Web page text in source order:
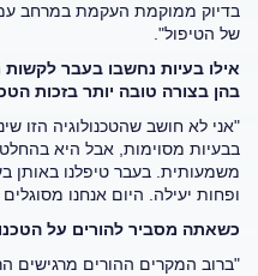
בדיוק ממוקמת העקמת במרחב
של הטיפול".
אילו בעיות נחשבו בעבר
בהן בצורה טובה יותר בזכות
"אני לא חושב שהטכנולוגיה הזו
בבעיות מסוימות, אבל היא
משמעותית. בעבר טיפלנו באותן
ופחות יעילה. היום אנחנו
כשאתה מסביר להורים על
"ברוב המקרים ההורים מרגישים